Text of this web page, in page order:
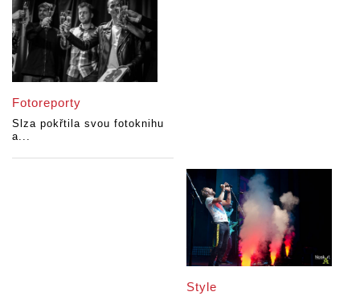
Fotoreporty
Slza pokřtila svou fotoknihu
a...
Style